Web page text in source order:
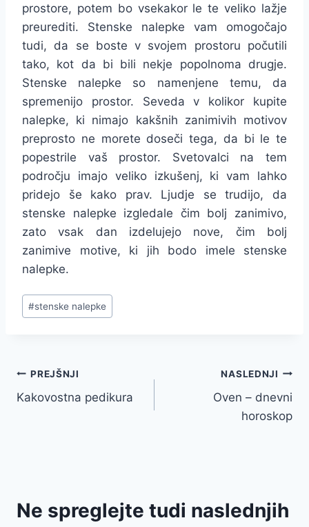
prostore, potem bo vsekakor le te veliko lažje
preurediti. Stenske nalepke vam omogočajo
tudi, da se boste v svojem prostoru počutili
tako, kot da bi bili nekje popolnoma drugje.
Stenske nalepke so namenjene temu, da
spremenijo prostor. Seveda v kolikor kupite
nalepke, ki nimajo kakšnih zanimivih motivov
preprosto ne morete doseči tega, da bi le te
popestrile vaš prostor. Svetovalci na tem
področju imajo veliko izkušenj, ki vam lahko
pridejo še kako prav. Ljudje se trudijo, da
stenske nalepke izgledale čim bolj zanimivo,
zato vsak dan izdelujejo nove, čim bolj
zanimive motive, ki jih bodo imele stenske
nalepke.
Post
Tags:
#stenske nalepke
Navigacija
prispevka
PREJŠNJI
Kakovostna pedikura
NASLEDNJI
Oven – dnevni
horoskop
Ne spreglejte tudi naslednjih